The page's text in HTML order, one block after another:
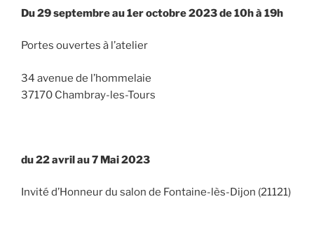
Du 29 septembre au 1er octobre 2023 de 10h à 19h
Portes ouvertes à l’atelier
34 avenue de l’hommelaie
37170 Chambray-les-Tours
du 22 avril au 7 Mai 2023
Invité d’Honneur du salon de Fontaine-lès-Dijon (21121)